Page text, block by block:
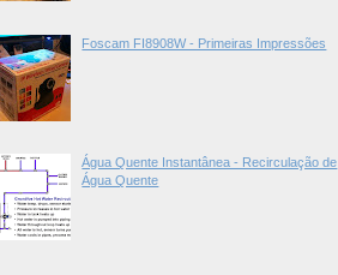
Foscam FI8908W - Primeiras Impressões
Água Quente Instantânea - Recirculação de
Água Quente